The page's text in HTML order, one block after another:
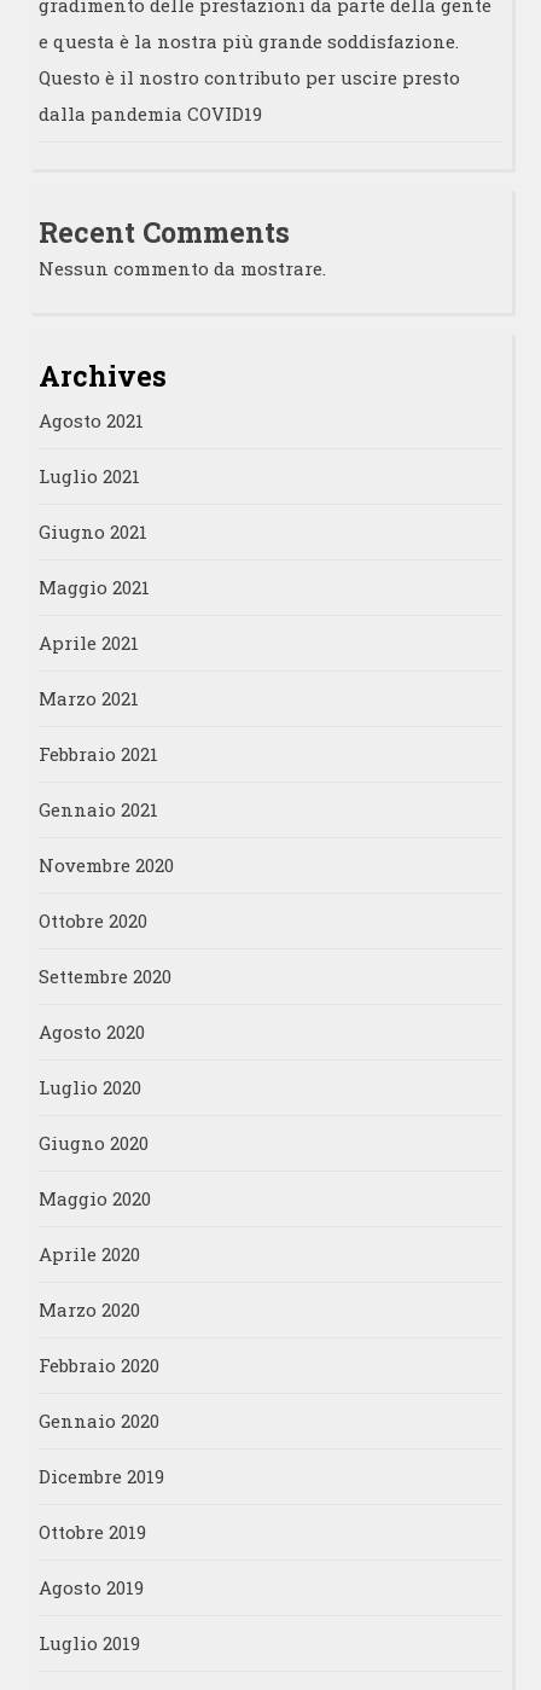
gradimento delle prestazioni da parte della gente
e questa è la nostra più grande soddisfazione.
Questo è il nostro contributo per uscire presto
dalla pandemia COVID19
Recent Comments
Nessun commento da mostrare.
Archives
Agosto 2021
Luglio 2021
Giugno 2021
Maggio 2021
Aprile 2021
Marzo 2021
Febbraio 2021
Gennaio 2021
Novembre 2020
Ottobre 2020
Settembre 2020
Agosto 2020
Luglio 2020
Giugno 2020
Maggio 2020
Aprile 2020
Marzo 2020
Febbraio 2020
Gennaio 2020
Dicembre 2019
Ottobre 2019
Agosto 2019
Luglio 2019